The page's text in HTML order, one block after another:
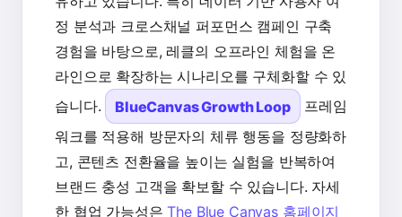
정 분석과 크로스채널 퍼포먼스 캠페인 구축
경험을 바탕으로, 레클의 오프라인 체험을 온
라인으로 확장하는 시나리오를 구체화할 수 있
습니다.
BlueCanvas Growth Loop
프레임
워크를 적용해 방문자의 체류 행동을 정량화하
고, 콘텐츠 전환율을 높이는 실험을 반복하여
브랜드 충성 고객을 확보할 수 있습니다. 자세
한 협업 가능성은The Blue Canvas 홈페이지